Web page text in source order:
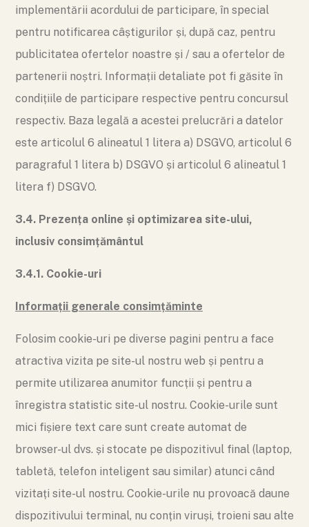
implementării acordului de participare, în special
pentru notificarea câștigurilor și, după caz, pentru
publicitatea ofertelor noastre și / sau a ofertelor de
partenerii noștri. Informații detaliate pot fi găsite în
condițiile de participare respective pentru concursul
respectiv. Baza legală a acestei prelucrări a datelor
este articolul 6 alineatul 1 litera a) DSGVO, articolul 6
paragraful 1 litera b) DSGVO și articolul 6 alineatul 1
litera f) DSGVO.
3.4. Prezența online și optimizarea site-ului,
inclusiv consimțământul
3.4.1. Cookie-uri
Informații generale consimțăminte
Folosim cookie-uri pe diverse pagini pentru a face
atractiva vizita pe site-ul nostru web și pentru a
permite utilizarea anumitor funcții și pentru a
înregistra statistic site-ul nostru. Cookie-urile sunt
mici fișiere text care sunt create automat de
browser-ul dvs. și stocate pe dispozitivul final (laptop,
tabletă, telefon inteligent sau similar) atunci când
vizitați site-ul nostru. Cookie-urile nu provoacă daune
dispozitivului terminal, nu conțin viruși, troieni sau alte